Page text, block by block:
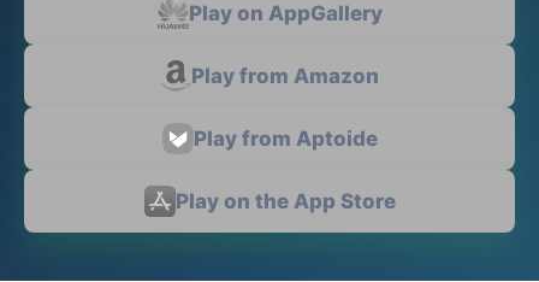
Play on AppGallery
Play from Amazon
Play from Aptoide
Play on the App Store